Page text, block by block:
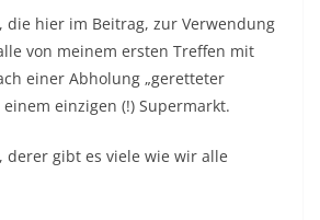
die hier im Beitrag, zur Verwendung
von meinem ersten Treffen mit
einer Abholung „geretteter
einzigen (!) Supermarkt.
derer gibt es viele wie wir alle